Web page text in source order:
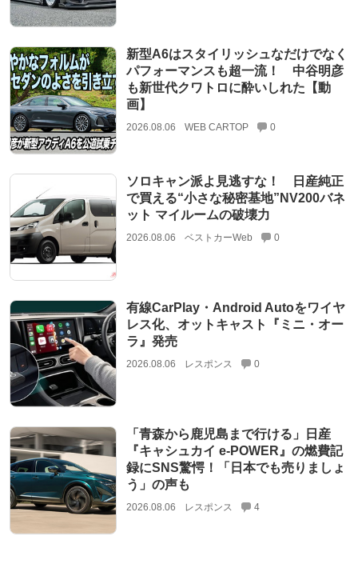
新型A6はスタイリッシュなだけでなく
パフォーマンスも超一流！ 中谷明彦
も新世代クワトロに酔いしれた【動
画】
2026.08.06 WEB CARTOP 0
ソロキャン派よ見逃すな！ 日産純正
で買える“小さな秘密基地”NV200バネ
ット マイルームの破壊力
2026.08.06 ベストカーWeb 0
有線CarPlay・Android Autoをワイヤ
レス化、オットキャスト『ミニ・オー
ラ』発売
2026.08.06 レスポンス 0
「青森から鹿児島まで行ける」日産
『キャシュカイ e-POWER』の燃費記
録にSNS驚愕！「日本でも売りましょ
う」の声も
2026.08.06 レスポンス 4